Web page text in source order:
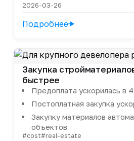
2026-03-26
Подробнее
Закупка
быстрее
Предоплата ускорилась в
Постоплатная закупка
Закупку материалов
объектов
#cost#real-estate